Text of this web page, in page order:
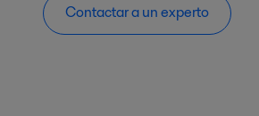
Contactar a un experto